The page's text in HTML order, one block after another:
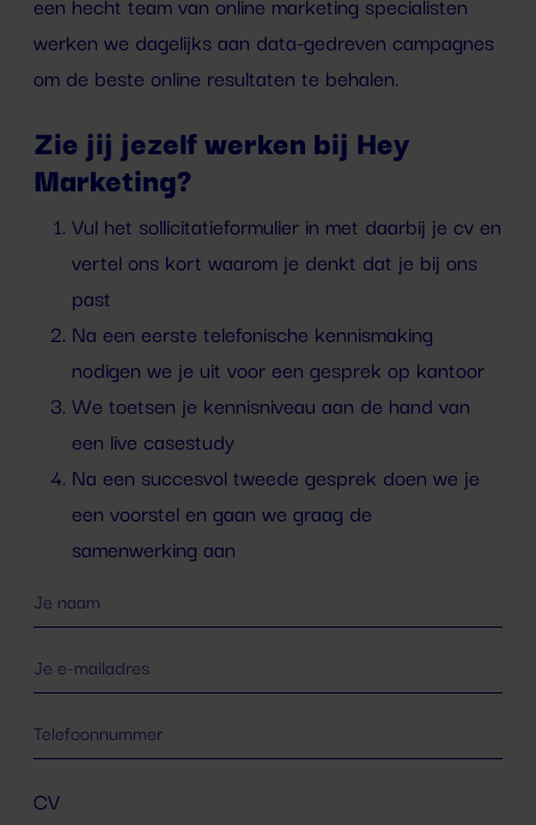
een hecht team van online marketing specialisten
werken we dagelijks aan data-gedreven campagnes
om de beste online resultaten te behalen.
Zie jij jezelf werken bij Hey
Marketing?
Vul het sollicitatieformulier in met daarbij je cv en
vertel ons kort waarom je denkt dat je bij ons
past
Na een eerste telefonische kennismaking
nodigen we je uit voor een gesprek op kantoor
We toetsen je kennisniveau aan de hand van
een live casestudy
Na een succesvol tweede gesprek doen we je
een voorstel en gaan we graag de
samenwerking aan
CV